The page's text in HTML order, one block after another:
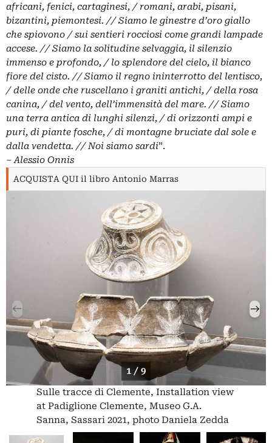
africani, fenici, cartaginesi, / romani, arabi, pisani,
bizantini, piemontesi. // Siamo le ginestre d’oro giallo
che spiovono / sui sentieri rocciosi come grandi lampade
accese. // Siamo la solitudine selvaggia, il silenzio
immenso e profondo, / lo splendore del cielo, il bianco
fiore del cisto. // Siamo il regno ininterrotto del lentisco,
/ delle onde che ruscellano i graniti antichi, / della rosa
canina, / del vento, dell’immensità del mare. // Siamo
una terra antica di lunghi silenzi, / di orizzonti ampi e
puri, di piante fosche, / di montagne bruciate dal sole e
dalla vendetta. // Noi siamo sardi”.
‒Alessio Onnis
ACQUISTA QUI il libro Antonio Marras
1 / 9
Sulle tracce di Clemente, Installation view
at Padiglione Clemente, Museo G.A.
Sanna, Sassari 2021, photo Daniela Zedda